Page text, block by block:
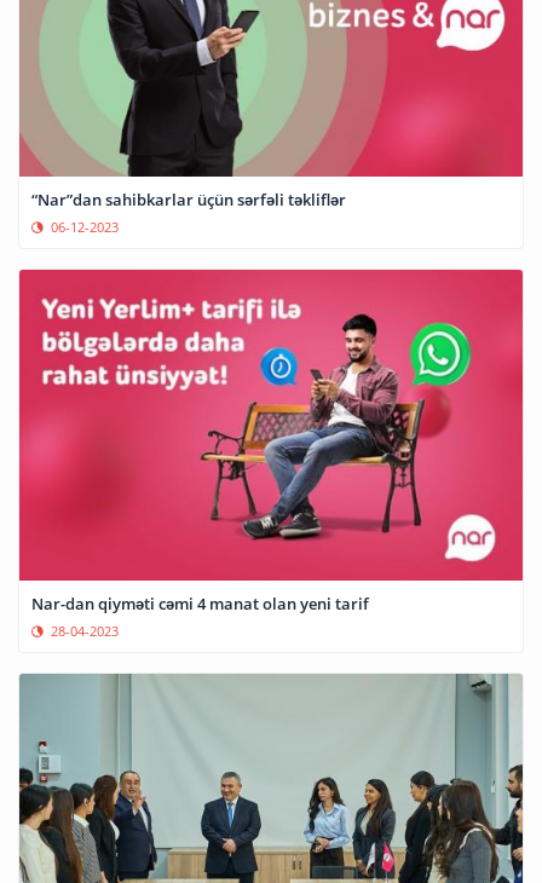
“Nar”dan sahibkarlar üçün sərfəli təkliflər
06-12-2023
Nar-dan qiyməti cəmi 4 manat olan yeni tarif
28-04-2023